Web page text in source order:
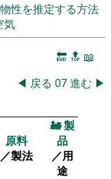
性を推定する方法
気
🔚 🔝 📖
◀ 戻る 07進む ▶
原料
／製法
🚂製
品
／用
途